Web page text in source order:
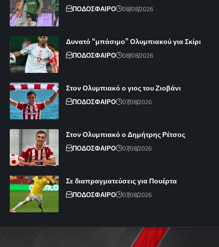
ΠΟΔΟΣΦΑΙΡΟ 08/08/2026
Δυνατό “μπάσιμο” Ολυμπιακού για Σκίρι
ΠΟΔΟΣΦΑΙΡΟ 08/08/2026
Στον Ολυμπιακό ο γιος του Ζιοβάνι
ΠΟΔΟΣΦΑΙΡΟ 07/08/2026
Στον Ολυμπιακό ο Δημήτρης Ρέτσος
ΠΟΔΟΣΦΑΙΡΟ 07/08/2026
Σε διαπραγματεύσεις για Πουέρτα
ΠΟΔΟΣΦΑΙΡΟ 07/08/2026